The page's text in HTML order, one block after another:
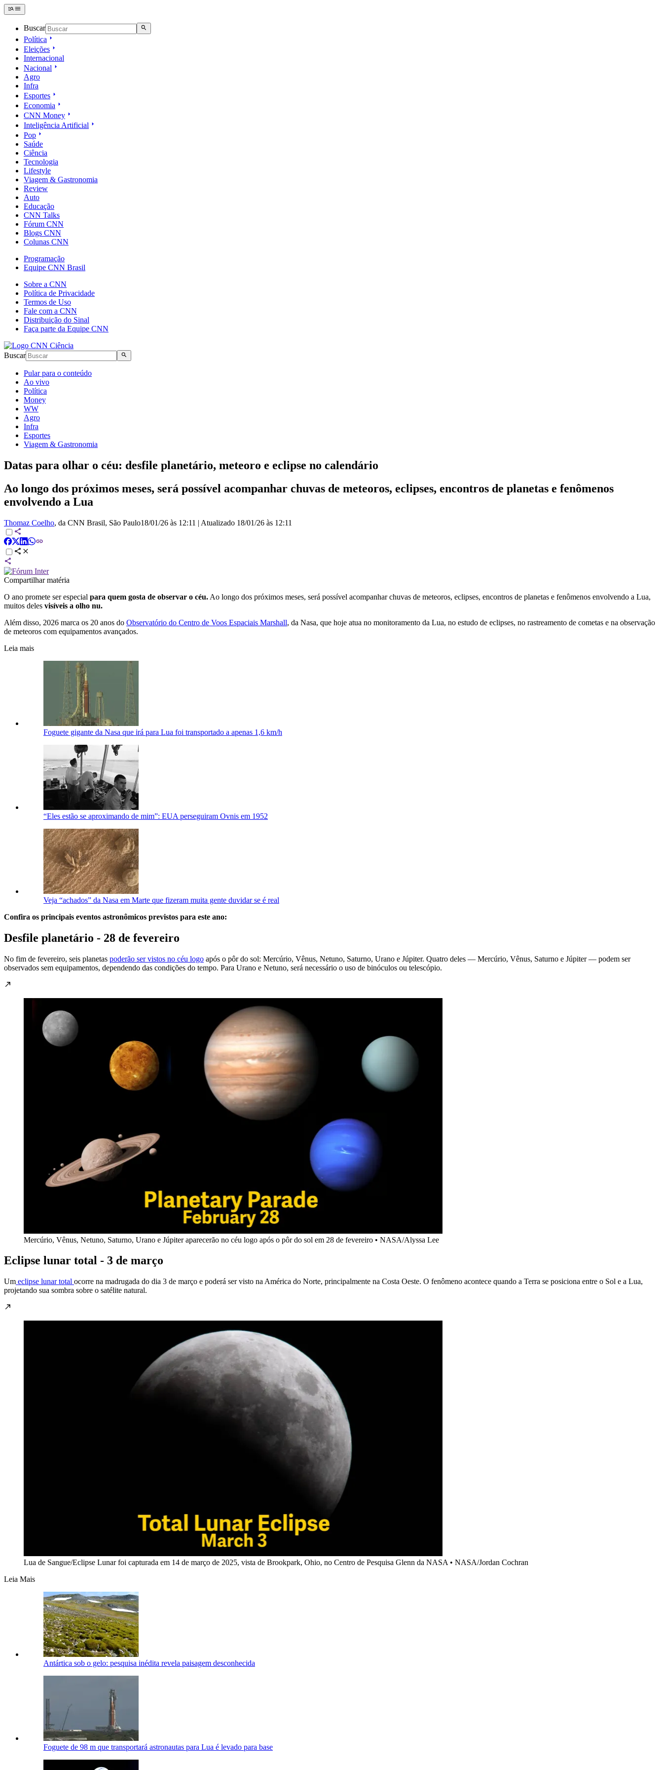
Buscar
Política
Eleições
Internacional
Nacional
Agro
Infra
Esportes
Economia
CNN Money
Inteligência Artificial
Pop
Saúde
Ciência
Tecnologia
Lifestyle
Viagem & Gastronomia
Review
Auto
Educação
CNN Talks
Fórum CNN
Blogs CNN
Colunas CNN
Programação
Equipe CNN Brasil
Sobre a CNN
Política de Privacidade
Termos de Uso
Fale com a CNN
Distribuição do Sinal
Faça parte da Equipe CNN
Buscar
Pular para o conteúdo
Ao vivo
Política
Money
WW
Agro
Infra
Esportes
Viagem & Gastronomia
Datas para olhar o céu: desfile planetário, meteoro e eclipse no calendário
Ao longo dos próximos meses, será possível acompanhar chuvas de meteoros, eclipses, encontros de planetas e fenômenos
envolvendo a Lua
Thomaz Coelho, da CNN Brasil, São Paulo18/01/26 às 12:11 | Atualizado 18/01/26 às 12:11
Compartilhar matéria
O ano promete ser especial para quem gosta de observar o céu. Ao longo dos próximos meses, será possível acompanhar chuvas de meteoros, eclipses, encontros de planetas e fenômenos envolvendo a Lua,
muitos deles visíveis a olho nu.
Além disso, 2026 marca os 20 anos do Observatório do Centro de Voos Espaciais Marshall, da Nasa, que hoje atua no monitoramento da Lua, no estudo de eclipses, no rastreamento de cometas e na observação
de meteoros com equipamentos avançados.
Leia mais
Foguete gigante da Nasa que irá para Lua foi transportado a apenas 1,6 km/h
“Eles estão se aproximando de mim”: EUA perseguiram Ovnis em 1952
Veja “achados” da Nasa em Marte que fizeram muita gente duvidar se é real
Confira os principais eventos astronômicos previstos para este ano:
Desfile planetário - 28 de fevereiro
No fim de fevereiro, seis planetas poderão ser vistos no céu logo após o pôr do sol: Mercúrio, Vênus, Netuno, Saturno, Urano e Júpiter. Quatro deles — Mercúrio, Vênus, Saturno e Júpiter — podem ser
observados sem equipamentos, dependendo das condições do tempo. Para Urano e Netuno, será necessário o uso de binóculos ou telescópio.
Mercúrio, Vênus, Netuno, Saturno, Urano e Júpiter aparecerão no céu logo após o pôr do sol em 28 de fevereiro • NASA/Alyssa Lee
Eclipse lunar total - 3 de março
Um eclipse lunar total ocorre na madrugada do dia 3 de março e poderá ser visto na América do Norte, principalmente na Costa Oeste. O fenômeno acontece quando a Terra se posiciona entre o Sol e a Lua,
projetando sua sombra sobre o satélite natural.
Lua de Sangue/Eclipse Lunar foi capturada em 14 de março de 2025, vista de Brookpark, Ohio, no Centro de Pesquisa Glenn da NASA • NASA/Jordan Cochran
Leia Mais
Antártica sob o gelo: pesquisa inédita revela paisagem desconhecida
Foguete de 98 m que transportará astronautas para Lua é levado para base